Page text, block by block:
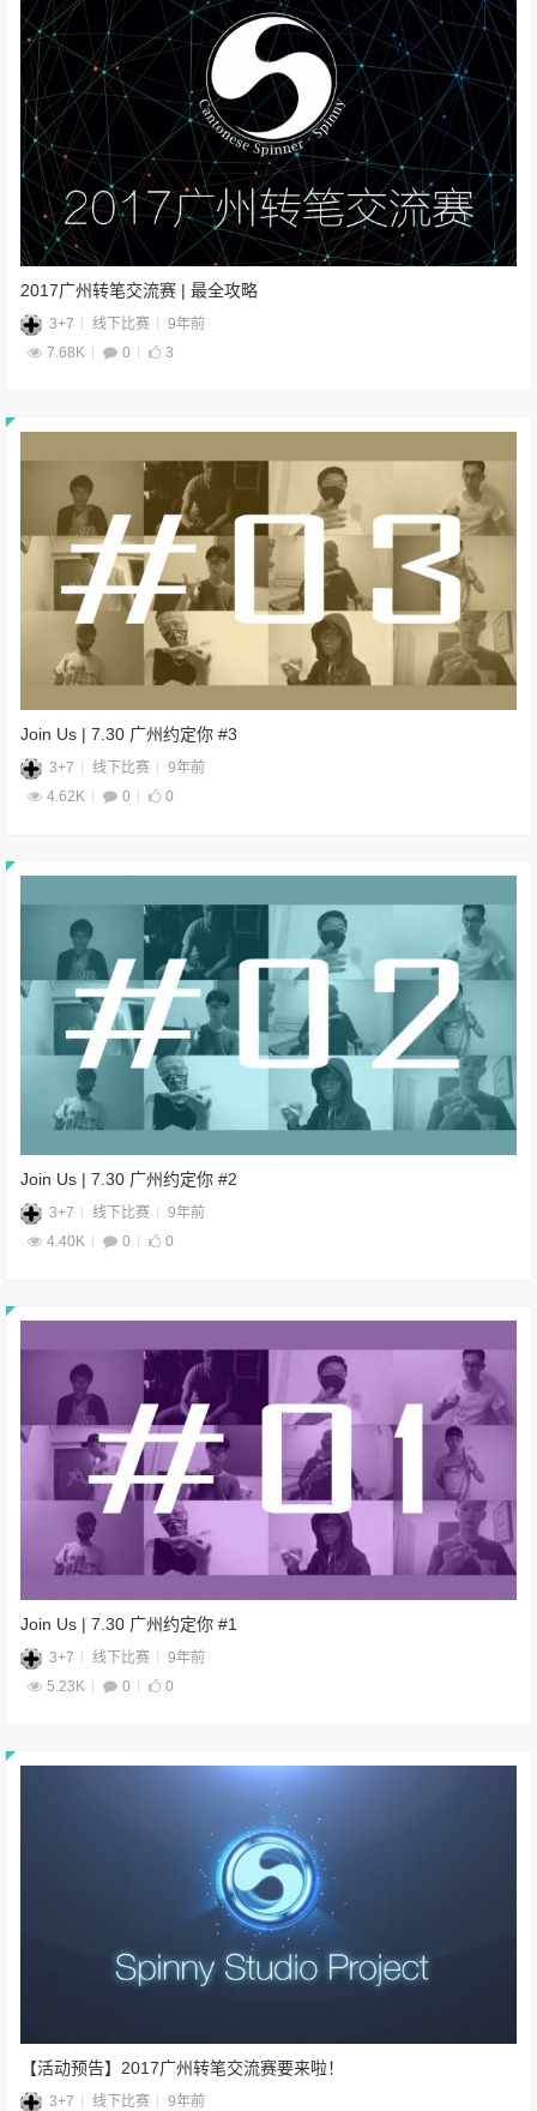
2017广州转笔交流赛 | 最全攻略
3+7 线下比赛
9年前
7.68K
0 3
Join Us | 7.30 广州约定你 #3
3+7 线下比赛
9年前
4.62K
0 0
Join Us | 7.30 广州约定你 #2
3+7 线下比赛
9年前
4.40K
0 0
Join Us | 7.30 广州约定你 #1
3+7 线下比赛
9年前
5.23K
0 0
【活动预告】2017广州转笔交流赛要来啦！
3+7 线下比赛 9年前